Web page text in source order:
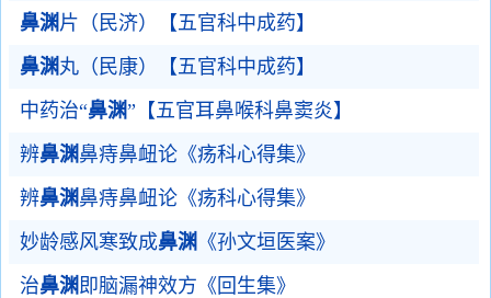
鼻渊片（民济）【五官科中成药】
鼻渊丸（民康）【五官科中成药】
中药治“鼻渊”【五官耳鼻喉科鼻窦炎】
辨鼻渊鼻痔鼻衄论《疡科心得集》
辨鼻渊鼻痔鼻衄论《疡科心得集》
妙龄感风寒致成鼻渊 《孙文垣医案》
治鼻渊即脑漏神效方《回生集》